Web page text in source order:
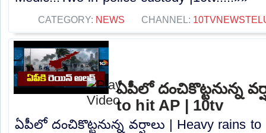
CATEGORY: NEWS CHANNEL:
ఏపీలో దంచికొట్టనున్న
to hit AP | 10tv
ఏపీలో దంచికొట్టనున్న వర్షాలు | Heavy rains to